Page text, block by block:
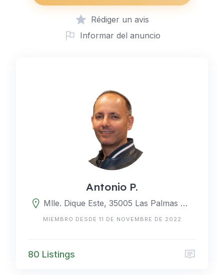
Rédiger un avis
Informar del anuncio
Antonio P.
Mlle. Dique Este, 35005 Las Palmas de Gran Canaria, Las Palmas, España
MIEMBRO DESDE 11 DE NOVEMBRE DE 2022
80 Listings